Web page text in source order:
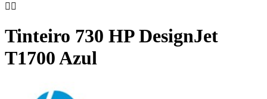
 
Tinteiro 730 HP DesignJet
T1700 Azul